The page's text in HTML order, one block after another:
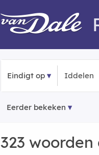
Eindigt op
Eerder bekeken
323